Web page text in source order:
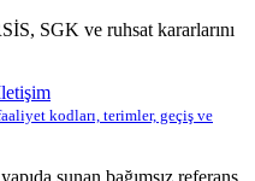
SGK ve ruhsat kararlarını
kodları, terimler, geçiş ve
sunan bağımsız referans